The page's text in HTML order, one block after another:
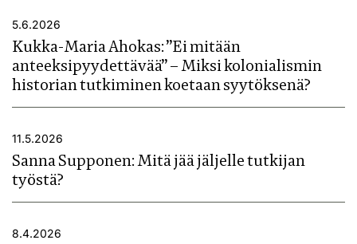
5.6.2026
Kukka-Maria Ahokas: ”Ei mitään
anteeksipyydettävää” – Miksi kolonialismin
historian tutkiminen koetaan syytöksenä?
11.5.2026
Sanna Supponen: Mitä jää jäljelle tutkijan
työstä?
8.4.2026